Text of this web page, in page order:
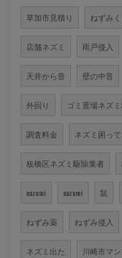
草加市見積り ねずみ
店舗ネズミ 雨戸侵入
天井から音 壁の中音
外回り ゴミ置場ネズ
調査料金 ネズミ困っ
板橋区ネズミ駆除業者
nazumi nazumi 鼠
ねずみ薬 ねずみ侵入
ネズミ出た 川崎市マ